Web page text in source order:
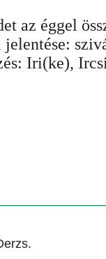
az éggel
Iri(ke),